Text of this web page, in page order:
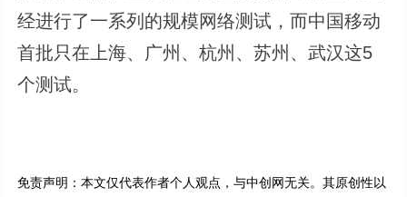
经进行了一系列的规模网络测试，而中国移动
首批只在上海、广州、杭州、苏州、武汉这5
个测试。
免责声明：本文仅代表作者个人观点，与中创网无关。其原创性以